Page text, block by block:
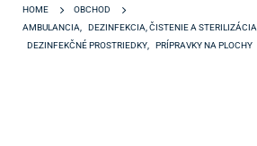
HOME
OBCHOD
AMBULANCIA
DEZINFEKCIA, ČISTENIE A STERILIZÁCIA
DEZINFEKČNÉ PROSTRIEDKY
PRÍPRAVKY NA PLOCHY